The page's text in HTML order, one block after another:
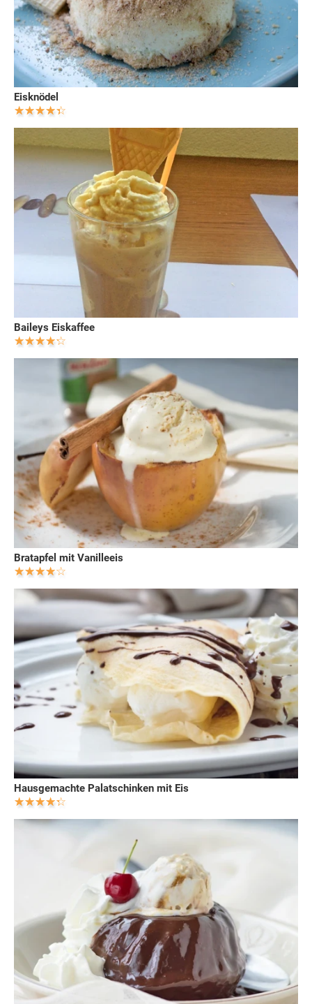
Eisknödel
Baileys Eiskaffee
Bratapfel mit Vanilleeis
Hausgemachte Palatschinken mit Eis